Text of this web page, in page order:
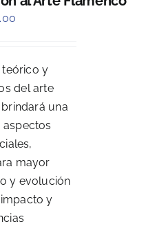
$145.00.
teórico y
del arte
una
mayor
y evolución
y